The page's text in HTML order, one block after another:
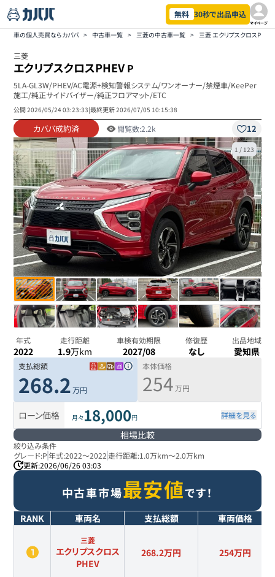
無料 30秒で出品申込
マイページ
車の個人売買ならカババ > 中古車一覧 > 三菱の中古車一覧 > 三菱 エクリプスクロス
三菱
エクリプスクロスPHEV P
5LA-GL3W/PHEV/AC電源+検知警報システム/ワンオーナー/禁煙車/KeePer
施工/純正サイドバイザー/純正フロアマット/ETC
公開2026/05/24 03:23:33|最終更新2026/07/05 10:15:38
カババ成約済 閲覧数:2.2k 12
1 / 123
年式
2022
走行距離
1.9万km
車検有効期限
2027/08
修復歴
なし
出品地域
愛知県
支払総額
268.2 万円
本体価格
254 万円
ローン価格 月々18,000円 詳細を見る
相場比較
絞り込み条件
グレード:P 年式:2022～2022 走行距離:1.0万km～2.0万km
更新:2026/06/26 03:03
中古車市場最安値です！
RANK 車両名 支払総額 車両価格
三菱
エクリプスクロス
PHEV
268.2万円 254万円